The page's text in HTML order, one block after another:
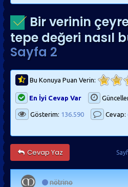
Bir verinin
tepe değeri nasıl
Sayfa 2
Bu Konuya Puan Verin:
En İyi Cevap Var
Gösterim: 136.590 Cevap:
Cevap Yaz
nötrino